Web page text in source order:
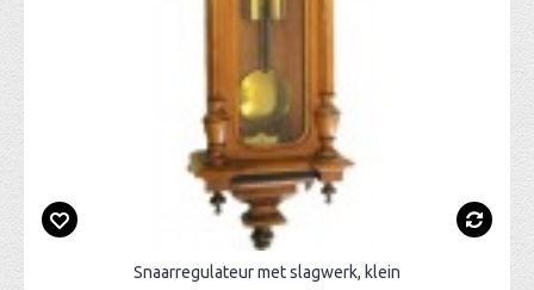
Snaarregulateur met slagwerk, klein